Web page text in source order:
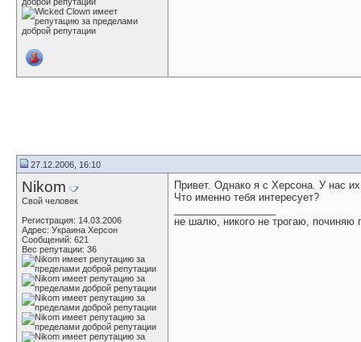
27.12.2006, 16:10
Nikom
Свой человек
Регистрация: 14.03.2006
Адрес: Украина Херсон
Сообщений: 621
Вес репутации: 36
Привет. Однако я с Херсона. У нас
Что именно тебя интересует?
не шалю, никого не трогаю, починяю